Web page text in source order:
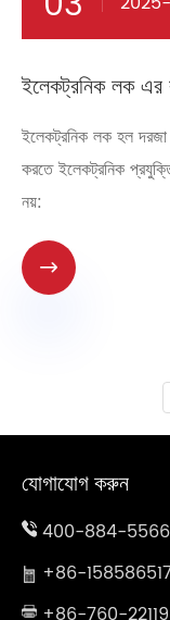
ইলেকট্রনিক লক এর
ইলেকট্রনিক লক হল
করতে ইলেকট্রনিক
নয়:

যোগাযোগ করুন
400-884-5566
+86-